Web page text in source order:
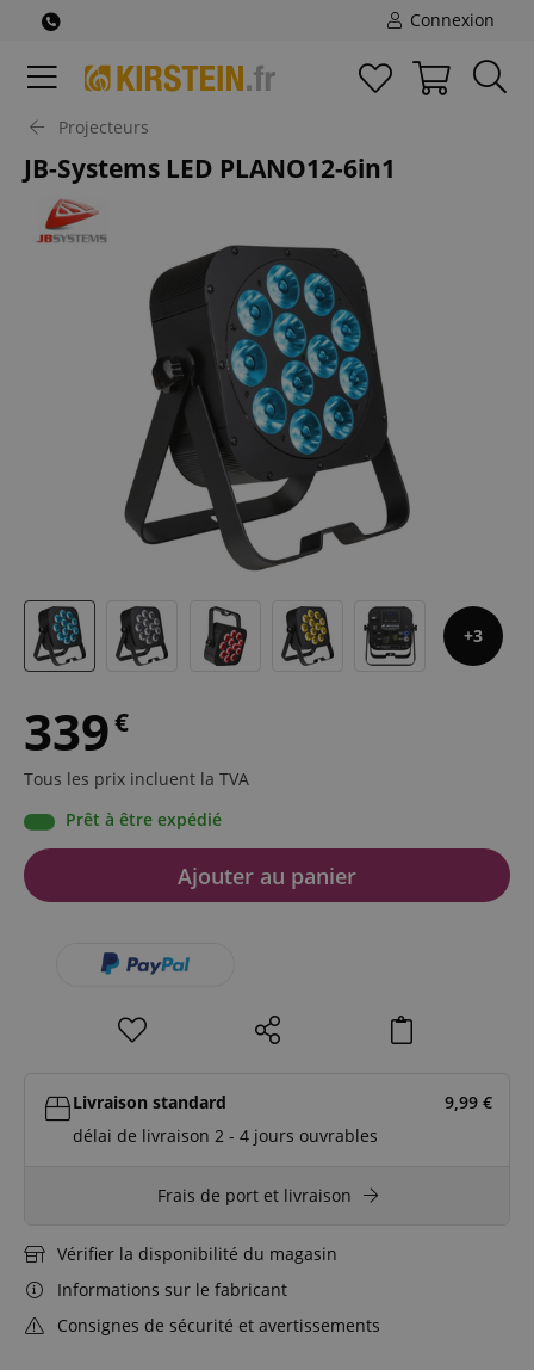
Connexion
Projecteurs
JB-Systems LED PLANO12-6in1
3
339€
Tous les prix incluent la TVA
Prêt à être expédié
Ajouter au panier
Livraison standard 9,99 €
délai de livraison 2 - 4 jours ouvrables
Frais de port et livraison
Vérifier la disponibilité du magasin
Informations sur le fabricant
Consignes de sécurité et avertissements